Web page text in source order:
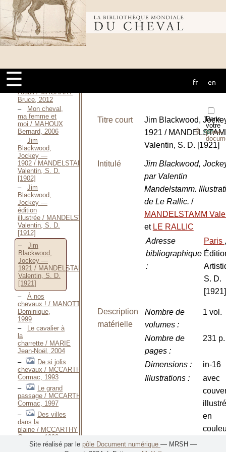
Bibliothèque
mondiale du
cheval
☰ fr en
2008
L’ombre du
centhaure / LOBATO
Óscar, Juin
2012
À la plume
plomb / MACAIRE
Guillaume, 2015
l’oubli / MACHART
Bruce, 2012
Mon cheval,
ma femme et
moi / MAHOUX
Bernard, 2006
Jim
Blackwood,
Jockey —
1902 / MANDELSTAMM
Valentin, S. D.
[1902]
Jim
Blackwood,
Jockey —
édition
illustrée / MANDELSTAMM
Valentin, S. D.
[1912]
Jim
Blackwood,
Jockey —
1921 / MANDELSTAMM
Valentin, S. D.
[1921]
À nos
chevaux ! / MANOTTI
Dominique,
1999
Le cavalier à
la
charrette / MARIE
Jean-Noël, 2004
De si jolis
chevaux / MCCARTHY
Cormac, 1993
Le grand
passage / MCCARTHY
Cormac, 1997
Des villes
dans la
plaine / MCCARTHY
Cormac, 1998
Stable
Dans
votre
porte-
⇪ PDF
Titre court
Jim Blackwood,
1921 /
Valentin, S. D. [1921]
Intitulé
Jim Blackwood,
par Valentin
Mandelstamm.
de Le Rallic. /
MANDELSTAMM
et LE RALLIC
Adresse
bibliographique
:
Paris ,
S. D.
[1921]
Description
matérielle
Nombre de
volumes:
1 vol.
Nombre de
pages:
231 p.
Dimensions:
in-16
Illustrations:
avec
en
Site réalisé par le pôle Document numérique — MRSH —